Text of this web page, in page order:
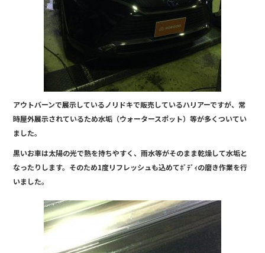
アウトバーンで展示しているノリドキで販売しているハリアーですが、常
時屋外展示されているため水垢（ウォータースポット）等が多くついてい
ました。
黒いお車は太陽の光で熱を持ちやすく、雨水等がそのまま乾燥して水垢と
なったりします。そのため1度リフレッシュも込めてﾎﾞﾃﾞｨの磨き作業を行
いました。